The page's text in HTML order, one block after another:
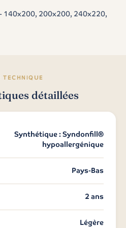
140x200, 200x200, 240x220,
TECHNIQUE
détaillées
Synthétique : Syndonfill®
hypoallergénique
Pays-Bas
2 ans
Légère